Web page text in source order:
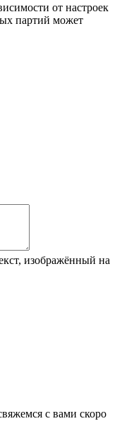
от настроек
партий может
изображённый на
с вами скоро